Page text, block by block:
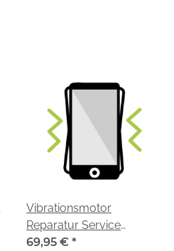
Vibrationsmotor
Reparatur Service
passend für iPhone 7 Plus
69,95 € *